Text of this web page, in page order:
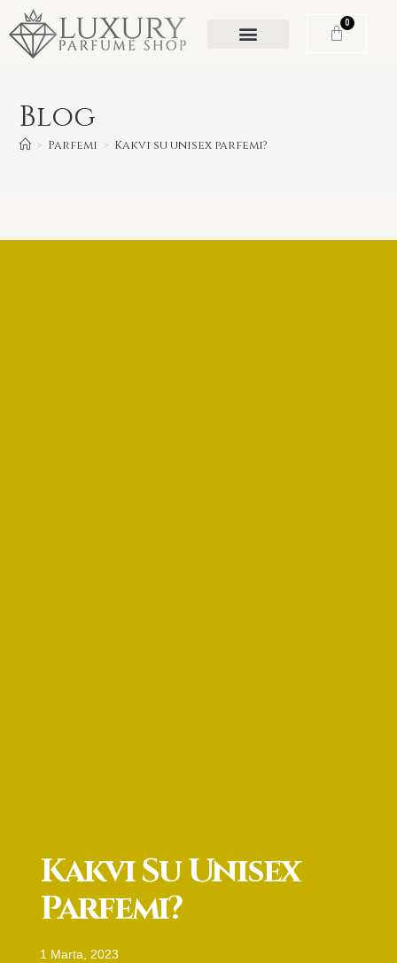
0
Blog
> Parfemi > Kakvi su unisex parfemi?
Kakvi Su Unisex
Parfemi?
1 Marta, 2023